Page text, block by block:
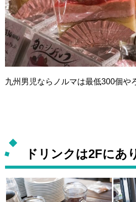
九州男児ならノルマは最低300個や
ドリンクは2Fにあ